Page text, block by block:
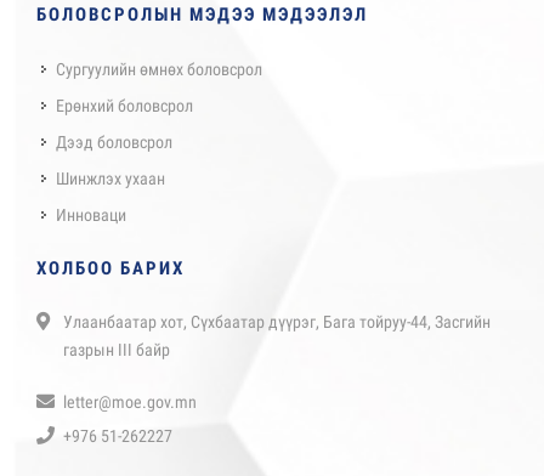
БОЛОВСРОЛЫН МЭДЭЭ МЭДЭЭЛЭЛ
Сургуулийн өмнөх боловсрол
Ерөнхий боловсрол
Дээд боловсрол
Шинжлэх ухаан
Инноваци
ХОЛБОО БАРИХ
Улаанбаатар хот, Сүхбаатар дүүрэг, Бага тойруу-44, Засгийн
газрын III байр
letter@moe.gov.mn
+976 51-262227